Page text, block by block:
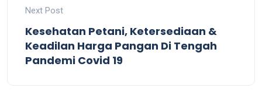
Next Post
Kesehatan Petani, Ketersediaan &
Keadilan Harga Pangan Di Tengah
Pandemi Covid 19